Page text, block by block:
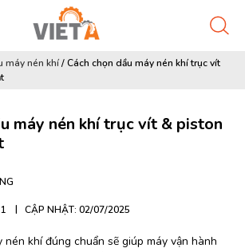
máy nén khí/Cách chọn dầu máy nén khí trục vít
máy nén khí trục vít & piston
CẬP NHẬT: 02/07/2025
nén khí đúng chuẩn sẽ giúp máy vận hành